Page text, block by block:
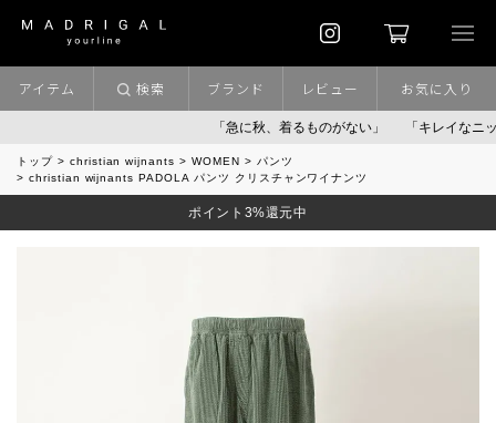
「急に秋、着るものがない」 「キレイなニット」
アイテム 検索 ブランド レビュー お気に入り
トップ christian wijnants WOMEN
パンツ
christian wijnants PADOLA パンツ クリスチャンワイナンツ
ポイント3%還元中